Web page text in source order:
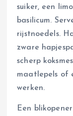
suiker, een
basilicum.
rijstnoedels.
zware
scherp
maatlepels of
werken.
Een